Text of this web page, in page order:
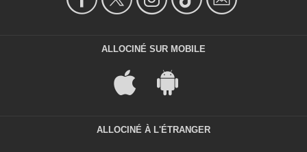
ALLOCINÉ SUR MOBILE
ALLOCINÉ À L'ÉTRANGER